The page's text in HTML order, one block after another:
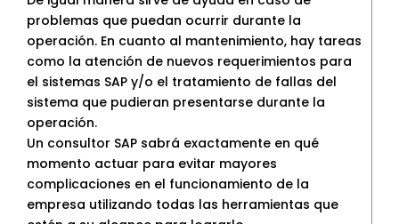
problemas que puedan ocurrir durante la
operación. En cuanto al mantenimiento, hay tareas
como la atención de nuevos requerimientos para
el sistemas SAP y/o el tratamiento de fallas del
sistema que pudieran presentarse durante la
operación.
Un consultor SAP sabrá exactamente en qué
momento actuar para evitar mayores
complicaciones en el funcionamiento de la
empresa utilizando todas las herramientas que